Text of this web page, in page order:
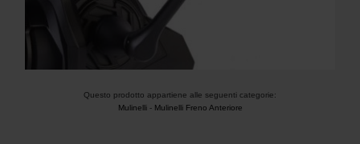
Questo prodotto appartiene alle seguenti categorie:
Mulinelli- Mulinelli Freno Anteriore